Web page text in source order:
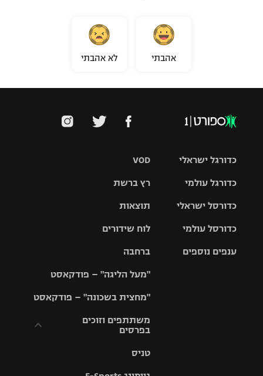
אהבתי לא אהבתי
VOD
רץ ברשת
תוצאות
לוח שידורים
ברחבה
"מעל הליגה" – פודקאסט
"מחצית בשכונה" – פודקאסט
משתתפים וזוכים
בפרסים
וזוכים בפרסים
טניס
כדורגל ישראלי
גביע הטוטו
כדורגל עולמי
האלופות
ליגה
כדורסל ישראלי
סל
כדורסל עולמי
ענפים נוספים